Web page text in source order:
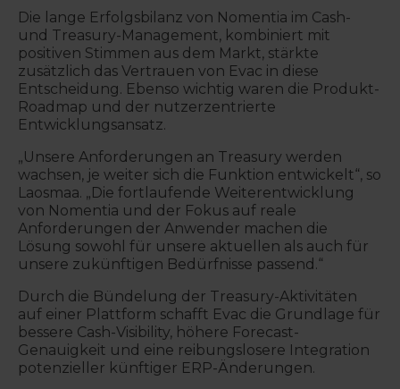
Die lange Erfolgsbilanz von Nomentia im Cash-
und Treasury-Management, kombiniert mit
positiven Stimmen aus dem Markt, stärkte
zusätzlich das Vertrauen von Evac in diese
Entscheidung. Ebenso wichtig waren die Produkt-
Roadmap und der nutzerzentrierte
Entwicklungsansatz.
„Unsere Anforderungen an Treasury werden
wachsen, je weiter sich die Funktion entwickelt“, so
Laosmaa. „Die fortlaufende Weiterentwicklung
von Nomentia und der Fokus auf reale
Anforderungen der Anwender machen die
Lösung sowohl für unsere aktuellen als auch für
unsere zukünftigen Bedürfnisse passend.“
Durch die Bündelung der Treasury-Aktivitäten
auf einer Plattform schafft Evac die Grundlage für
bessere Cash-Visibility, höhere Forecast-
Genauigkeit und eine reibungslosere Integration
potenzieller künftiger ERP-Änderungen.